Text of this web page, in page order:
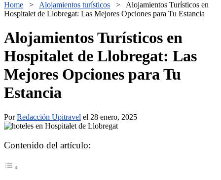
Home > Alojamientos turísticos > Alojamientos Turísticos en
Hospitalet de Llobregat: Las Mejores Opciones para Tu Estancia
Alojamientos Turísticos en
Hospitalet de Llobregat: Las
Mejores Opciones para Tu
Estancia
PorRedacción Upitravel el 28 enero, 2025
Contenido del artículo: